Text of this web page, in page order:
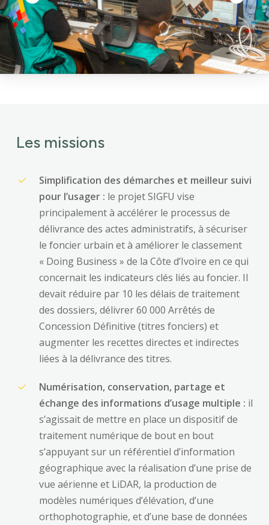
Les missions
Simplification des démarches et meilleur suivi
pour l’usager : le projet SIGFU vise
principalement à accélérer le processus de
délivrance des actes administratifs, à sécuriser
le foncier urbain et à améliorer le classement
« Doing Business » de la Côte d’Ivoire en ce qui
concernait les indicateurs clés liés au foncier. Il
devait réduire par 10 les délais de traitement
des dossiers, délivrer 60 000 Arrêtés de
Concession Définitive (titres fonciers) et
augmenter les recettes directes et indirectes
liées à la délivrance des titres.
Numérisation, conservation, partage et
échange des informations d’usage multiple : il
s’agissait de mettre en place un dispositif de
traitement numérique de bout en bout
s’appuyant sur un référentiel d’information
géographique avec la réalisation d’une prise de
vue aérienne et LiDAR, la production de
modèles numériques d’élévation, d’une
orthophotographie, et d’une base de données